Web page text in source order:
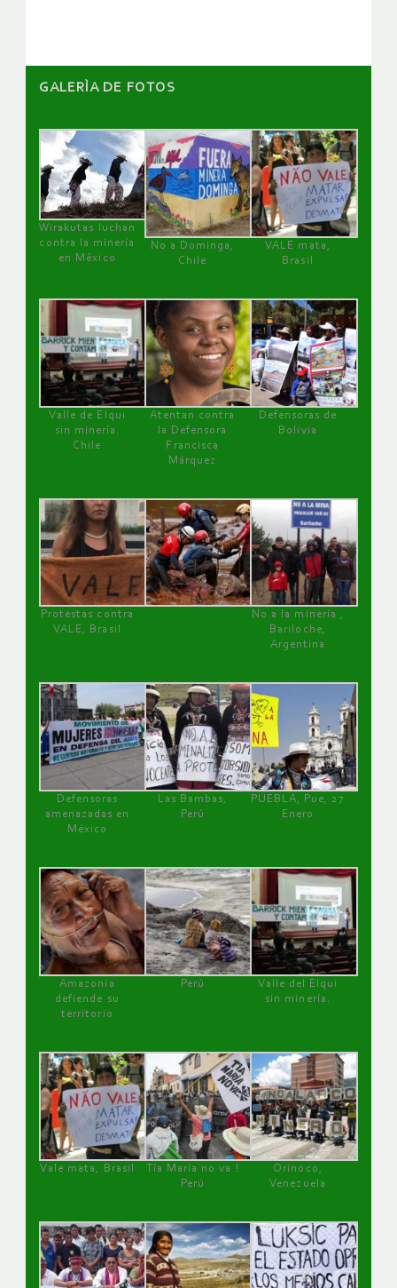
GALERÌA DE FOTOS
Wirakutas luchan
contra la minería
en México
No a Dominga,
Chile
VALE mata,
Brasil
Valle de Elqui
sin minería.
Chile
Atentan contra
la Defensora
Francisca
Márquez
Defensoras de
Bolivia
Protestas contra
VALE, Brasil
No a la minería ,
Bariloche,
Argentina
Defensoras
amenazadas en
México
Las Bambas,
Perú
PUEBLA, Pue, 27
Enero
Amazonía
defiende su
territorio
Perú
Valle del Elqui
sin minería.
Vale mata, Brasil
Tía María no va !
Perú
Orinoco,
Venezuela